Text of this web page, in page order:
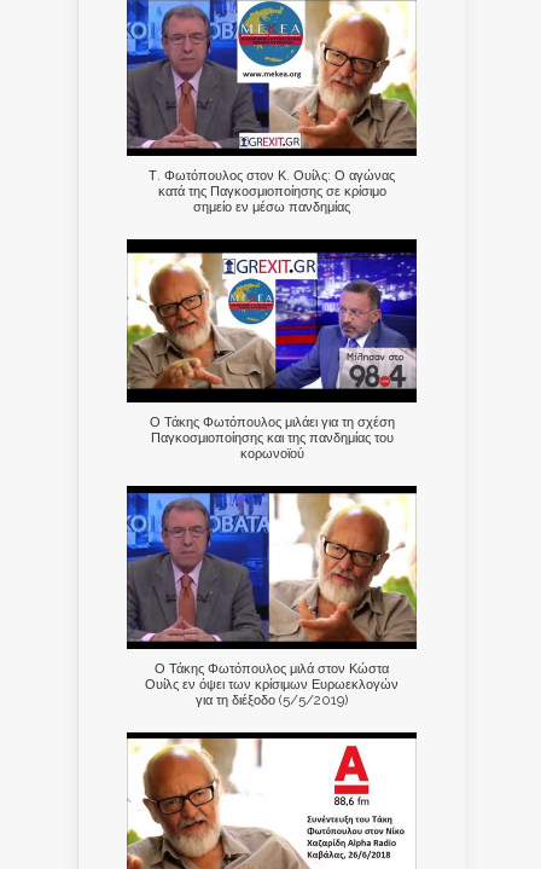
Τ. Φωτόπουλος στον Κ. Ουίλς: Ο αγώνας
κατά της Παγκοσμιοποίησης σε κρίσιμο
σημείο εν μέσω πανδημίας
Ο Τάκης Φωτόπουλος μιλάει για τη σχέση
Παγκοσμιοποίησης και της πανδημίας του
κορωνοϊού
Ο Τάκης Φωτόπουλος μιλά στον Κώστα
Ουίλς εν όψει των κρίσιμων Ευρωεκλογών
για τη διέξοδο (5/5/2019)